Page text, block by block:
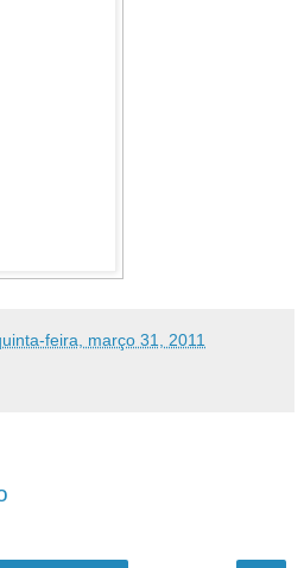
feira, março 31, 2011